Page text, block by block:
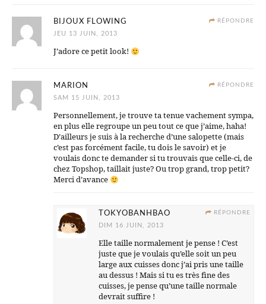
RÉPONDRE
BIJOUX FLOWING
JEU 13 JUIN, 2013
J’adore ce petit look!
RÉPONDRE
MARION
SAM 15 JUIN, 2013
Personnellement, je trouve ta tenue vachement sympa,
en plus elle regroupe un peu tout ce que j’aime, haha!
D’ailleurs je suis à la recherche d’une salopette (mais
c’est pas forcément facile, tu dois le savoir) et je
voulais donc te demander si tu trouvais que celle-ci, de
chez Topshop, taillait juste? Ou trop grand, trop petit?
Merci d’avance
RÉPONDRE
TOKYOBANHBAO
DIM 16 JUIN, 2013
Elle taille normalement je pense ! C’est
juste que je voulais qu’elle soit un peu
large aux cuisses donc j’ai pris une taille
au dessus ! Mais si tu es très fine des
cuisses, je pense qu’une taille normale
devrait suffire !